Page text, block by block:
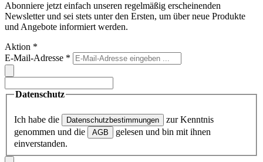
Abonniere jetzt einfach unseren regelmäßig erscheinenden
Newsletter und sei stets unter den Ersten, um über neue Produkte
und Angebote informiert werden.
Aktion *
E-Mail-Adresse *
Datenschutz
Ich habe die Datenschutzbestimmungen
zur Kenntnis
genommen und die
AGB
gelesen und bin mit ihnen
einverstanden.